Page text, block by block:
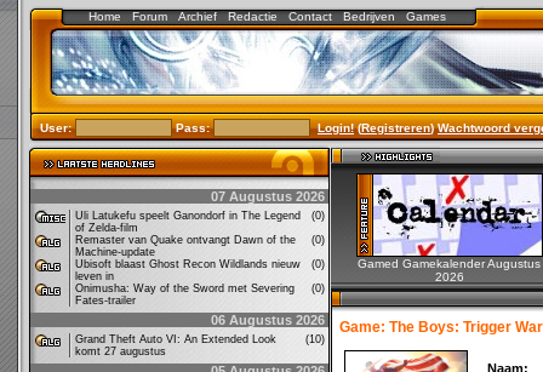
Home Forum Archief Redactie Contact Bedrijven Games
User: Pass: Login!(Registreren)Wachtwoord
07 Augustus 2026
Uli Latukefu speelt Ganondorf in The Legend
of Zelda-film
(0)
Remaster van Quake ontvangt Dawn of the
Machine-update
(0)
Ubisoft blaast Ghost Recon Wildlands nieuw
leven in
(0)
Onimusha: Way of the Sword met Severing
Fates-trailer
(0)
06 Augustus 2026
Grand Theft Auto VI: An Extended Look
komt 27 augustus
(10)
Gamed Gamekalender Augustus
2026
Game: The Boys: Trigger
Naam: